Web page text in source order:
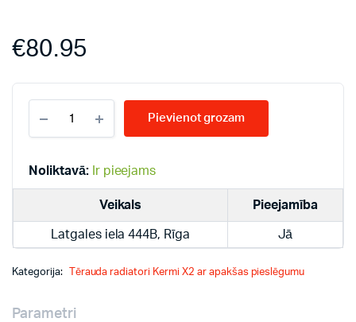
€80.95
KV22-
400*500
quantity
Pievienot grozam
Noliktavā: Ir pieejams
Veikals Pieejamība
Latgales iela 444B, Rīga Jā
Kategorija: Tērauda radiatori Kermi X2 ar apakšas pieslēgumu
Parametri